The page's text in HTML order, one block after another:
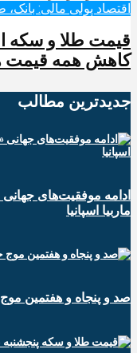
اقتصاد پولی مالی: بانک،
کاهش همه قیمت
جدیدترین‌ مطالب
ادامه موفقیت‌های
ماربیا اسپانیا
صد و پنجاه و هفتمین